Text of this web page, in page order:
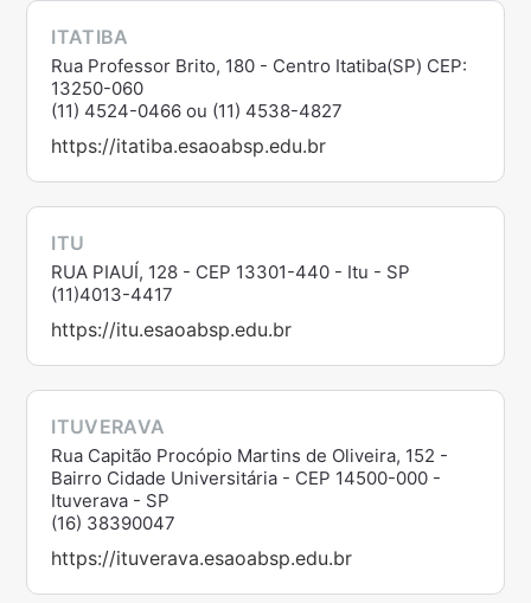
ITATIBA
Rua Professor Brito, 180 - Centro Itatiba(SP) CEP:
13250-060
(11) 4524-0466 ou (11) 4538-4827
https://itatiba.esaoabsp.edu.br
ITU
RUA PIAUÍ, 128 - CEP 13301-440 - Itu - SP
(11)4013-4417
https://itu.esaoabsp.edu.br
ITUVERAVA
Rua Capitão Procópio Martins de Oliveira, 152 -
Bairro Cidade Universitária - CEP 14500-000 -
Ituverava - SP
(16) 38390047
https://ituverava.esaoabsp.edu.br